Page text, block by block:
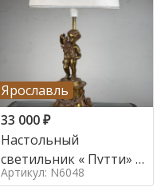
Ярославль
33 000₽
Настольный
светильник « Путти» в
стиле
Артикул: N6048